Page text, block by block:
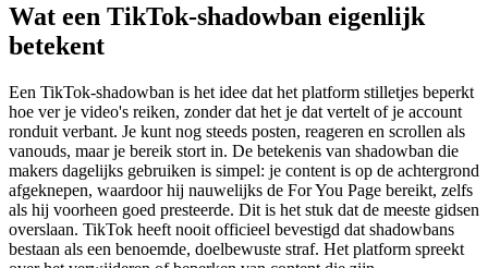
Wat een TikTok-shadowban eigenlijk
betekent
Een TikTok-shadowban is het idee dat het platform stilletjes beperkt
hoe ver je video's reiken, zonder dat het je dat vertelt of je account
ronduit verbant. Je kunt nog steeds posten, reageren en scrollen als
vanouds, maar je bereik stort in. De betekenis van shadowban die
makers dagelijks gebruiken is simpel: je content is op de achtergrond
afgeknepen, waardoor hij nauwelijks de For You Page bereikt, zelfs
als hij voorheen goed presteerde. Dit is het stuk dat de meeste gidsen
overslaan. TikTok heeft nooit officieel bevestigd dat shadowbans
bestaan als een benoemde, doelbewuste straf. Het platform spreekt